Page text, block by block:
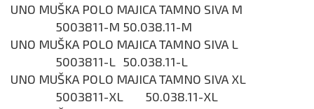
UNO MUŠKA POLO MAJICA TAMNO SIVA M
5003811-M 50.038.11-M
UNO MUŠKA POLO MAJICA TAMNO SIVA L
5003811-L 50.038.11-L
UNO MUŠKA POLO MAJICA TAMNO SIVA XL
5003811-XL
50.038.11-XL